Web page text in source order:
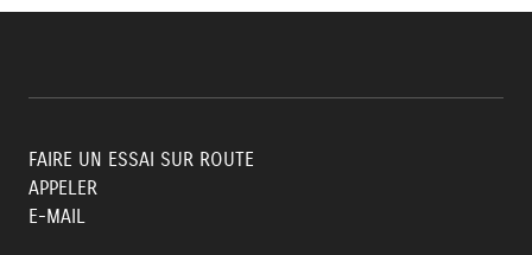
FAIRE UN ESSAI SUR ROUTE
APPELER
E-MAIL